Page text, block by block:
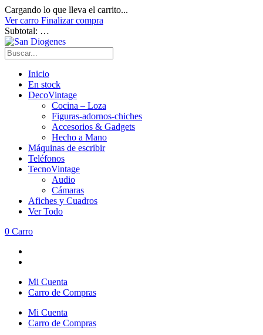
Cargando lo que lleva el carrito...
Ver carro Finalizar compra
Subtotal: …
Inicio
En stock
DecoVintage
Cocina – Loza
Figuras-adornos-chiches
Accesorios & Gadgets
Hecho a Mano
Máquinas de escribir
Teléfonos
TecnoVintage
Audio
Cámaras
Afiches y Cuadros
Ver Todo
0 Carro
Mi Cuenta
Carro de Compras
Mi Cuenta
Carro de Compras